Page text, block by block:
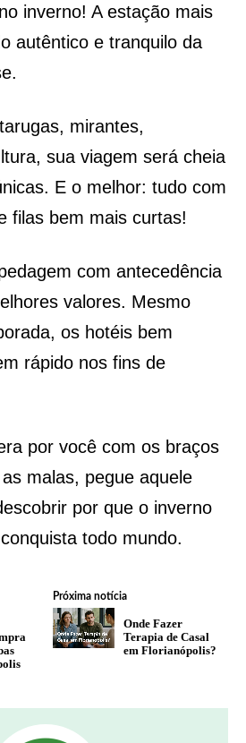
inverno! A estação mais
autêntico e tranquilo da
mirantes,
sua viagem será cheia
E o melhor: tudo com
filas bem mais curtas!
com antecedência
valores. Mesmo
os hotéis bem
rápido nos fins de
por você com os braços
malas, pegue aquele
por que o inverno
todo mundo.
Próxima notícia
Onde Fazer
Terapia de Casal
em Florianópolis?